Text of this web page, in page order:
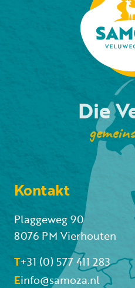
Die
Kontakt
Plaggeweg 90
8076 PM Vierhouten
T+31 (0) 577 411 283
Einfo@samoza.nl